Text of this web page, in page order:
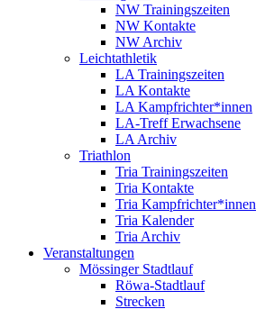
NW Trainingszeiten
NW Kontakte
NW Archiv
Leichtathletik
LA Trainingszeiten
LA Kontakte
LA Kampfrichter*innen
LA-Treff Erwachsene
LA Archiv
Triathlon
Tria Trainingszeiten
Tria Kontakte
Tria Kampfrichter*innen
Tria Kalender
Tria Archiv
Veranstaltungen
Mössinger Stadtlauf
Röwa-Stadtlauf
Strecken